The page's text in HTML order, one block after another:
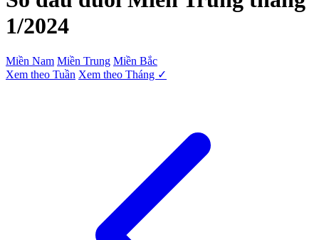
1/2024
Miền Nam Miền Trung Miền Bắc
Xem theo Tuần Xem theo Tháng ✓